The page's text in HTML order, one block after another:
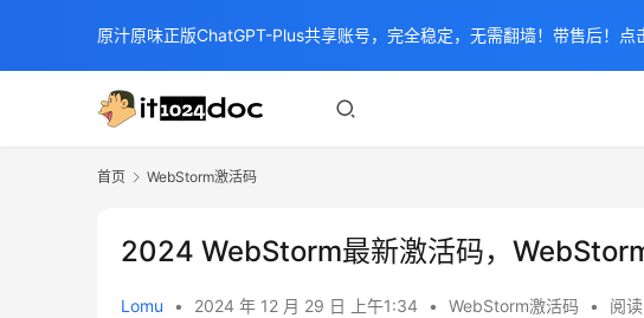
首页 WebStorm激活码
2024 WebStorm最新激活码，
Lomu • 2024 年 12 月 29 日 上午1:34 • WebStorm激活码 • 阅
原汁原味正版ChatGPT-Plus共享账号，完全稳定，无需翻墙！带售后！点